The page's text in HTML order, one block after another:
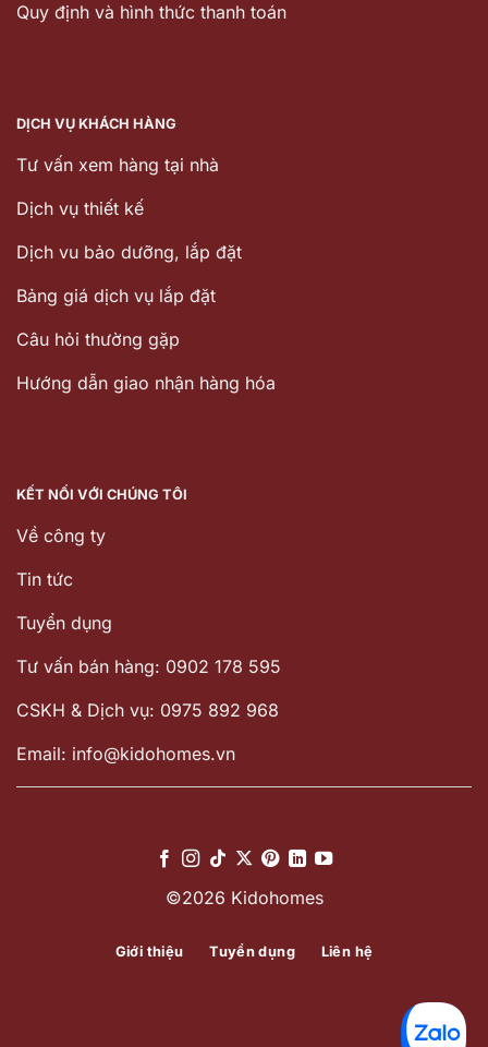
Quy định và hình thức thanh toán
DỊCH VỤ KHÁCH HÀNG
Tư vấn xem hàng tại nhà
Dịch vụ thiết kế
Dịch vu bảo dưỡng, lắp đặt
Bảng giá dịch vụ lắp đặt
Câu hỏi thường gặp
Hướng dẫn giao nhận hàng hóa
KẾT NỐI VỚI CHÚNG TÔI
Về công ty
Tin tức
Tuyển dụng
Tư vấn bán hàng: 0902 178 595
CSKH & Dịch vụ: 0975 892 968
Email: info@kidohomes.vn
©2026 Kidohomes
Giới thiệu Tuyển dụng Liên hệ